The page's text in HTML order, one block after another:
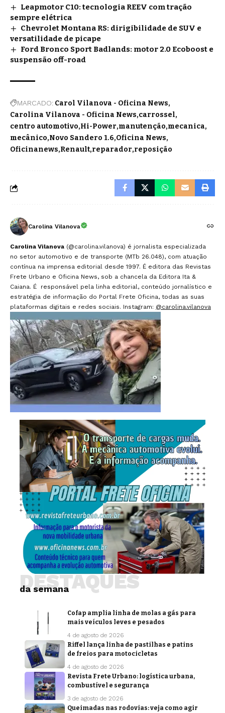
Leapmotor C10: tecnologia REEV com tração
sempre elétrica
Chevrolet Montana RS: dirigibilidade de SUV e
versatilidade de picape
Ford Bronco Sport Badlands: motor 2.0 Ecoboost e
suspensão off-road
MARCADO: Carol Vilanova - Oficina News
Carolina Vilanova - Oficina News carrossel
centro automotivo Hi-Power manutenção mecanica
mecânico Novo Sandero 1.6 Oficina News
Oficinanews Renault reparador reposição
Carolina Vilanova
Carolina Vilanova (@carolina.vilanova) é jornalista especializada
no setor automotivo e de transporte (MTb 26.048), com atuação
contínua na imprensa editorial desde 1997. É editora das Revistas
Frete Urbano e Oficina News, sob a chancela da Editora Ita &
Caiana. É responsável pela linha editorial, conteúdo jornalístico e
estratégia de informação do Portal Frete Oficina, todas as suas
plataformas digitais e redes sociais. Instagram: @carolina.vilanova
da semana
DESTAQUES
Cofap amplia linha de molas a gás para
mais veículos leves e pesados
4 de agosto de 2026
Riffel lança linha de pastilhas e patins
de freios para motocicletas
4 de agosto de 2026
Revista Frete Urbano: logística urbana,
combustível e segurança
3 de agosto de 2026
Queimadas nas rodovias: veja como agir